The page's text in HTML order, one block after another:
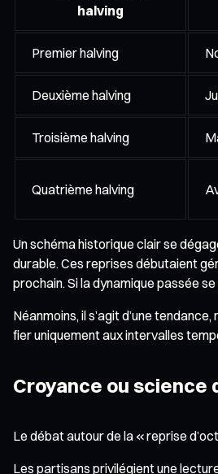
halving
Premier halving
Deuxième halving
Troisième halving
Quatrième halving
Un schéma historique clair se
durable. Ces reprises débutaient
prochain. Si la dynamique passée
Néanmoins, il s’agit d’une
fier uniquement aux intervalles
Croyance ou science
Le débat autour de la « reprise
Les partisans privilégient une